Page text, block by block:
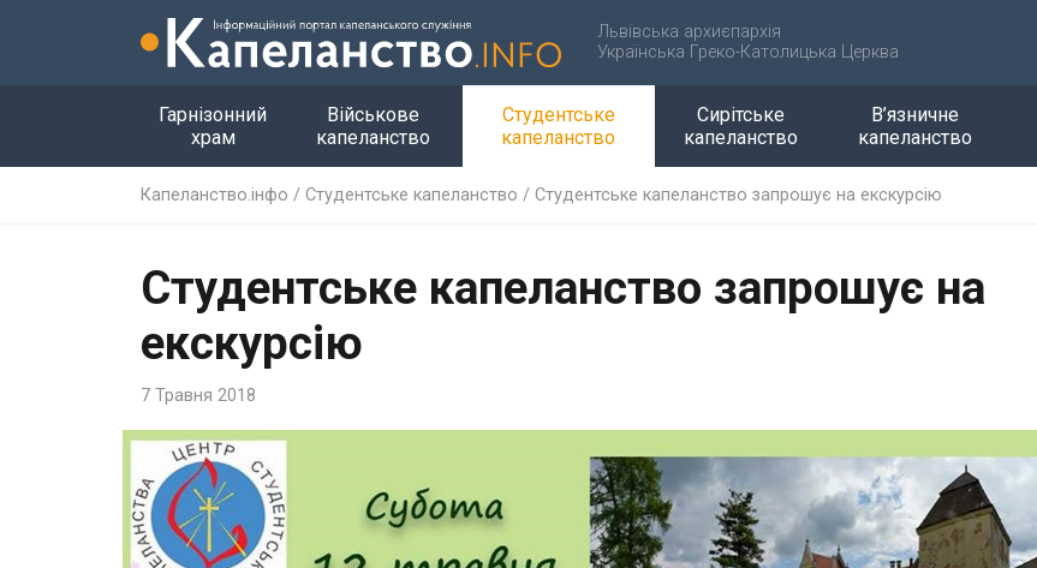
Львівська архиєпархія
Українська Греко-Католицька Церква
Гарнізонний
храм
Військове
капеланство
Студентське
капеланство
Сирітське
капеланство
В’язничне
капеланство
Капеланство.інфо / Студентське капеланство / Студентське капеланство запрошує на екскурсію
Студентське капеланство запрошує на
екскурсію
7 Травня 2018